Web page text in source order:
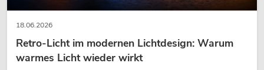
18.06.2026
Retro-Licht im modernen Lichtdesign: Warum
warmes Licht wieder wirkt